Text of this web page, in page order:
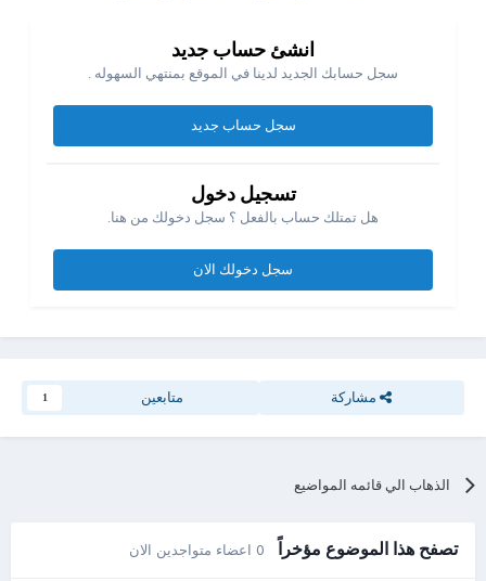
انشئ حساب جديد
سجل حسابك الجديد لدينا في الموقع بمنتهي السهوله .
سجل حساب جديد
تسجيل دخول
هل تمتلك حساب بالفعل ؟ سجل دخولك من هنا.
سجل دخولك الان
مشاركة متابعين 1
الذهاب الي قائمه المواضيع
تصفح هذا الموضوع مؤخراً 0 اعضاء متواجدين الان